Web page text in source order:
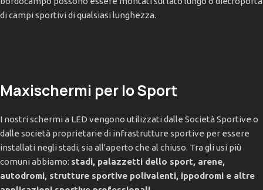
di campi sportivi di qualsiasi lunghezza.
Maxischermi per lo Sport
I nostri schermi a LED vengono utilizzati dalle Società Sportive o
dalle società proprietarie di infrastrutture sportive per essere
installati negli stadi, sia all'aperto che al chiuso. Tra gli usi più
comuni abbiamo: stadi, palazzetti dello sport, arene,
autodromi, strutture sportive polivalenti, ippodromi e altre